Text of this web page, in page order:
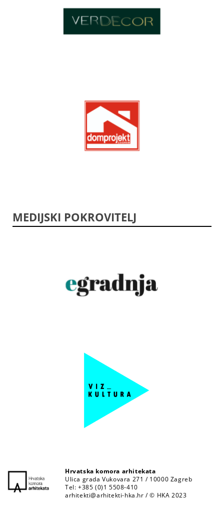
MEDIJSKI POKROVITELJ
Hrvatska komora arhitekata
Ulica grada Vukovara 271 / 10000 Zagreb
Tel: +385 (0)1 5508-410
arhitekti@arhitekti-hka.hr / © HKA 2023